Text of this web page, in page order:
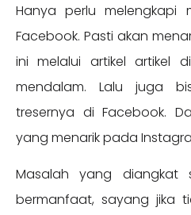
Hanya perlu melengkapi
Facebook. Pasti akan
ini melalui artikel artikel
mendalam. Lalu juga
tresernya di Facebook.
yang menarik pada
Masalah yang diangkat
bermanfaat, sayang jika